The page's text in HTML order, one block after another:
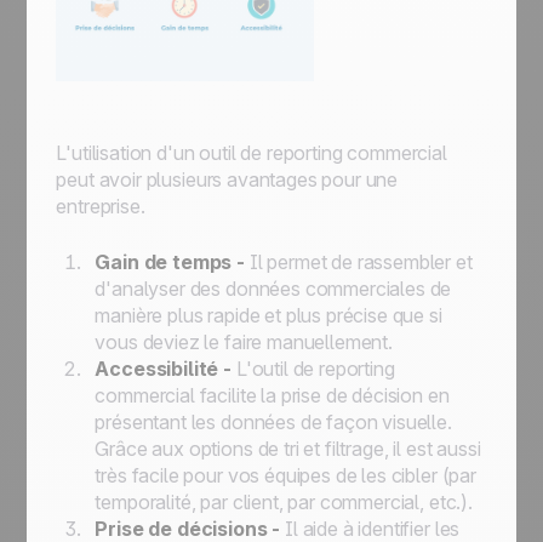
L'utilisation d'un outil de reporting commercial
peut avoir plusieurs avantages pour une
entreprise.
Gain de temps - Il permet de rassembler et
d'analyser des données commerciales de
manière plus rapide et plus précise que si
vous deviez le faire manuellement.
Accessibilité - L'outil de reporting
commercial facilite la prise de décision en
présentant les données de façon visuelle.
Grâce aux options de tri et filtrage, il est aussi
très facile pour vos équipes de les cibler (par
temporalité, par client, par commercial, etc.).
Prise de décisions - Il aide à identifier les